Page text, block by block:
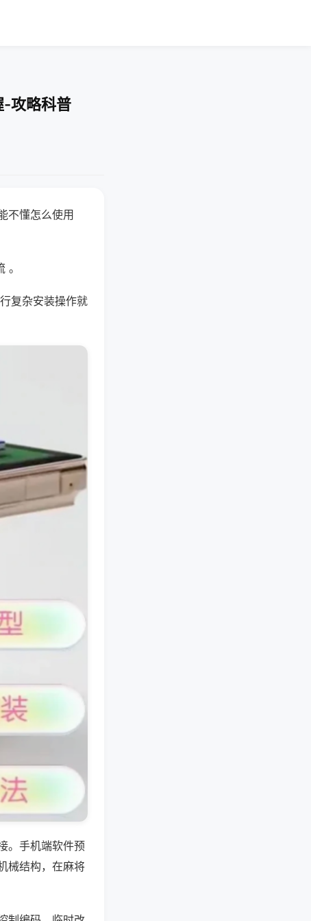
-攻略科普
不懂怎么使用
复杂安装操作就
。手机端软件预
械结构，在麻将